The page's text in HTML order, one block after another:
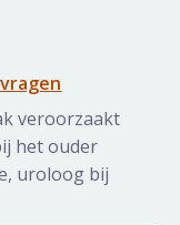
veroorzaakt
het ouder
uroloog bij